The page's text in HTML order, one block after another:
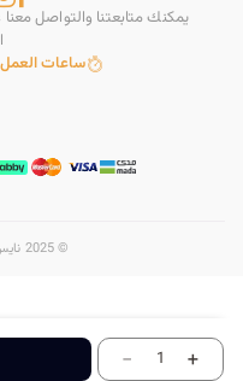
- 1 +
يمكنك متابعتنا والتواصل
ساعات العمل: 8 صباحًا حتى 11
© 2025 نايس. كل الحقوق محفوظة